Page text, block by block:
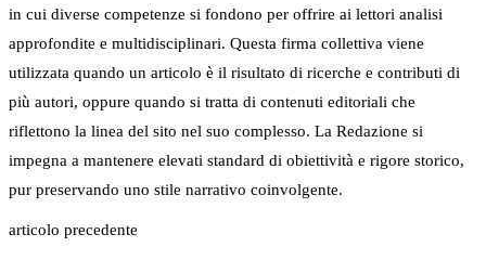
in cui diverse competenze si fondono per offrire ai lettori analisi
approfondite e multidisciplinari. Questa firma collettiva viene
utilizzata quando un articolo è il risultato di ricerche e contributi di
più autori, oppure quando si tratta di contenuti editoriali che
riflettono la linea del sito nel suo complesso. La Redazione si
impegna a mantenere elevati standard di obiettività e rigore storico,
pur preservando uno stile narrativo coinvolgente.
articolo precedente